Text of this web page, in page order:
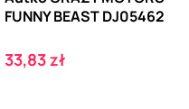
FUNNY BEAST DJ05462
Cena
33,83 zł